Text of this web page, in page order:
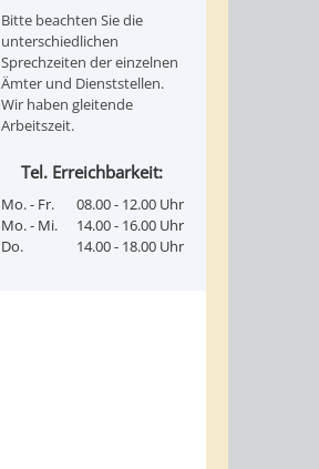
Bitte beachten Sie die
unterschiedlichen
Sprechzeiten der einzelnen
Ämter und Dienststellen.
Wir haben gleitende
Arbeitszeit.
Tel. Erreichbarkeit:
Mo. - Fr.
08.00 - 12.00 Uhr
Mo. - Mi.
14.00 - 16.00 Uhr
Do.
14.00 - 18.00 Uhr